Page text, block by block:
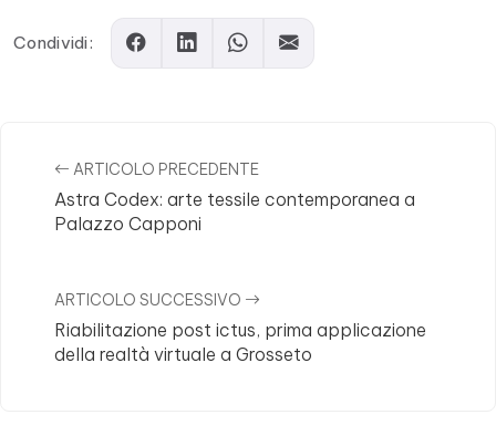
Comments
Condividi:
ARTICOLO PRECEDENTE
Astra Codex: arte tessile contemporanea a
Palazzo Capponi
ARTICOLO SUCCESSIVO
Riabilitazione post ictus, prima applicazione
della realtà virtuale a Grosseto